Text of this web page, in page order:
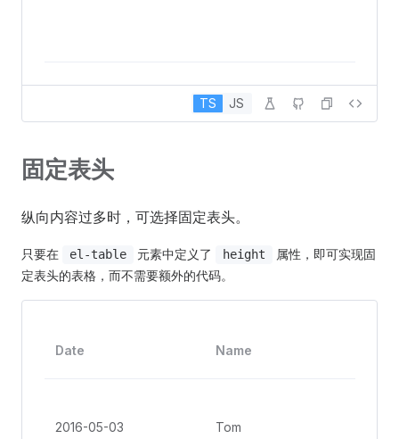
TS JS
固定表头
纵向内容过多时，可选择固定表头。
只要在 el-table 元素中定义了 height
属性，即可实现固
定表头的表格，而不需要额外的代码。
Date Name
2016-05-03 Tom